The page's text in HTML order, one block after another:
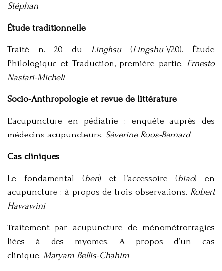
Stéphan
Étude traditionnelle
Traité n. 20 du Linghsu(Lingshu-V.20). Étude
Philologique et Traduction, première partie. Ernesto
Nastari-Micheli
Socio-Anthropologie et revue de littérature
L’acupuncture en pédiatrie : enquête auprès des
médecins acupuncteurs. Séverine Roos-Bernard
Cas cliniques
Le fondamental (ben) et l’accessoire (biao) en
acupuncture : à propos de trois observations. Robert
Hawawini
Traitement par acupuncture de ménométrorragies
liées à des myomes. A propos d’un cas
clinique. Maryam Bellis-Chahim